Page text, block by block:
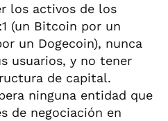
los activos de los
(un Bitcoin por un
un Dogecoin), nunca
usuarios, y no tener
de capital.
ninguna entidad que
de negociación en